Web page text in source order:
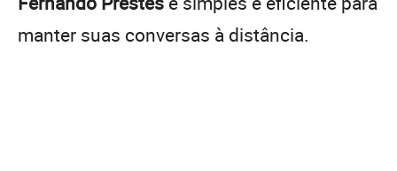
manter suas conversas à distância.